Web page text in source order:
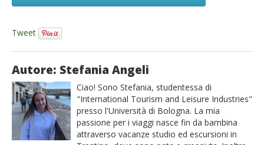
Tweet
Autore: Stefania Angeli
Ciao! Sono Stefania, studentessa di
"International Tourism and Leisure Industries"
presso l'Università di Bologna. La mia
passione per i viaggi nasce fin da bambina
attraverso vacanze studio ed escursioni in